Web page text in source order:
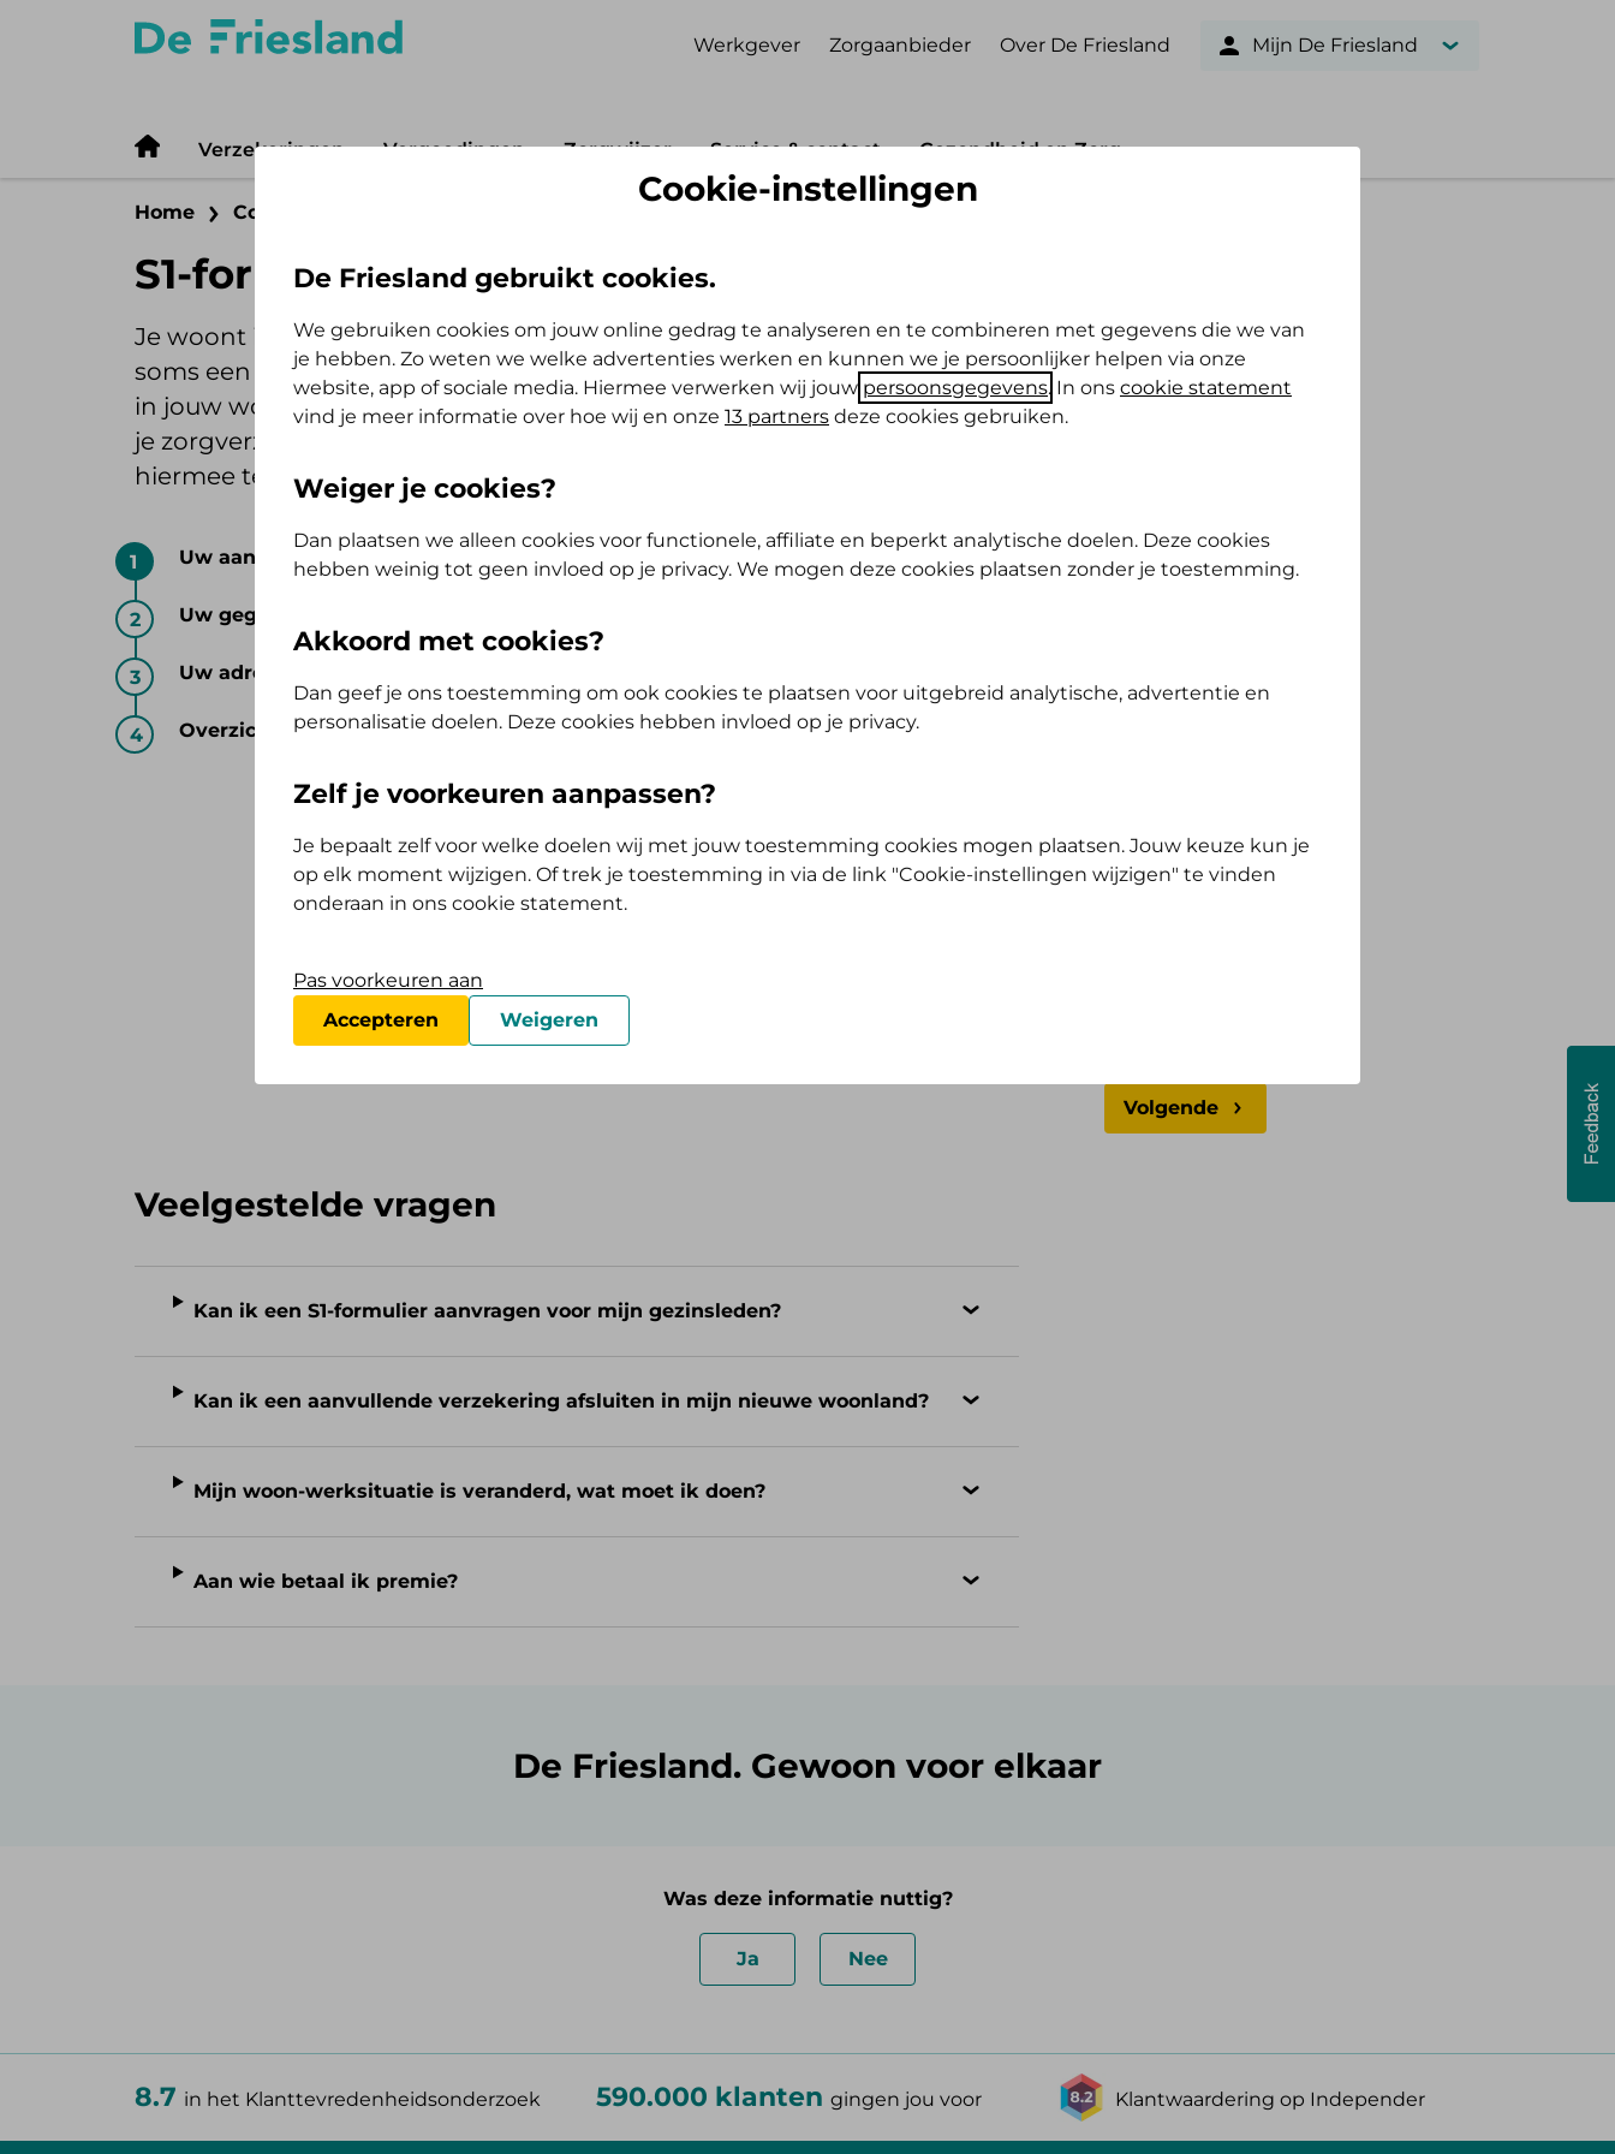
Werkgever Zorgaanbieder Over De Friesland Mijn De Friesland
Verzekeringen Vergoedingen Zorgwijzer Service & contact Gezondheid en Zorg
Home Contact
S1-formulier aanvragen
Je woont in het buitenland en blijft in Nederland werken? Dan heb je
soms een S1-formulier (E106) van ons nodig. Met een S1-formulier toon je
in jouw woonland aan dat je in het werkland (Nederland) al premie voor
je zorgverzekering betaalt. Je premieplicht in jouw woonland komt
hiermee te vervallen.
Uw aanvraag
2
-
Uw gegevens
3
-
Uw adres
4
Overzicht
Uw aanvraag
we afspraken gemaakt over de verdragsformulieren. Zoals een S1 formulier. Staat uw woonland
niet in deze lijst? Dan hoeft u geen S1 formulier bij ons aan te vragen. Uw woonland hoort dan
niet bij de EUR-/EER- en verdragslanden. U heeft dan genoeg aan uw zorgpas.
- Maak een keuze -
DD-MM-JJJJ
Volgende
Veelgestelde vragen
Kan ik een S1-formulier aanvragen voor mijn gezinsleden?
Kan ik een aanvullende verzekering afsluiten in mijn nieuwe woonland?
Mijn woon-werksituatie is veranderd, wat moet ik doen?
Aan wie betaal ik premie?
De Friesland. Gewoon voor elkaar
Was deze informatie nuttig?
Ja Nee
8.7 in het Klanttevredenheidsonderzoek 590.000 klanten gingen jou voor Klantwaardering op Independer
Cookie-instellingen
De Friesland gebruikt cookies.
We gebruiken cookies om jouw online gedrag te analyseren en te combineren met gegevens die we van
je hebben. Zo weten we welke advertenties werken en kunnen we je persoonlijker helpen via onze
website, app of sociale media. Hiermee verwerken wij jouw persoonsgegevens. In ons cookie statement
vind je meer informatie over hoe wij en onze 13 partners deze cookies gebruiken.
Weiger je cookies?
Dan plaatsen we alleen cookies voor functionele, affiliate en beperkt analytische doelen. Deze cookies
hebben weinig tot geen invloed op je privacy. We mogen deze cookies plaatsen zonder je toestemming.
Akkoord met cookies?
Dan geef je ons toestemming om ook cookies te plaatsen voor uitgebreid analytische, advertentie en
personalisatie doelen. Deze cookies hebben invloed op je privacy.
Zelf je voorkeuren aanpassen?
Je bepaalt zelf voor welke doelen wij met jouw toestemming cookies mogen plaatsen. Jouw keuze kun je
op elk moment wijzigen. Of trek je toestemming in via de link "Cookie-instellingen wijzigen" te vinden
onderaan in ons cookie statement.
Pas voorkeuren aan
Accepteren
Weigeren